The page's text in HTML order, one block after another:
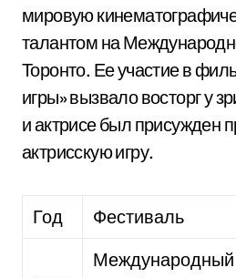
мировую
талантом на
Торонто. Ее участие в
игры» вызвало восторг у
и актрисе был присужден
актрисскую игру.
Год Фестиваль
Международный